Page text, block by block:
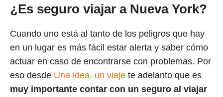
¿Es seguro viajar a Nueva York?
Cuando uno está al tanto de los peligros que hay
en un lugar es más fácil estar alerta y saber cómo
actuar en caso de encontrarse con problemas. Por
eso desde Una idea, un viaje te adelanto que es
muy importante contar con un seguro al viajar